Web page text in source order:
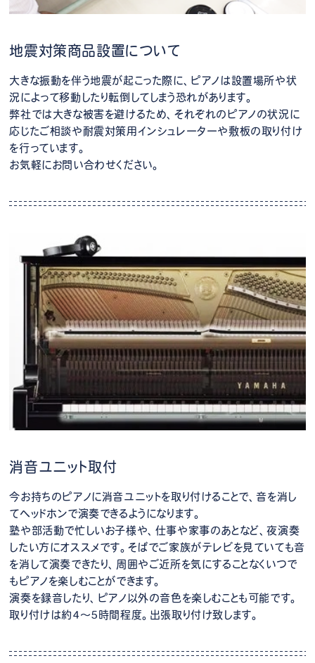
地震対策商品設置について
大きな振動を伴う地震が起こった際に、ピアノは設置場所や状
況によって移動したり転倒してしまう恐れがあります。
弊社では大きな被害を避けるため、それぞれのピアノの状況に
応じたご相談や耐震対策用インシュレーターや敷板の取り付け
を行っています。
お気軽にお問い合わせください。
消音ユニット取付
今お持ちのピアノに消音ユニットを取り付けることで、音を消し
てヘッドホンで演奏できるようになります。
塾や部活動で忙しいお子様や、仕事や家事のあとなど、夜演奏
したい方にオススメです。そばでご家族がテレビを見ていても音
を消して演奏できたり、周囲やご近所を気にすることなくいつで
もピアノを楽しむことができます。
演奏を録音したり、ピアノ以外の音色を楽しむことも可能です。
取り付けは約4～5時間程度。出張取り付け致します。